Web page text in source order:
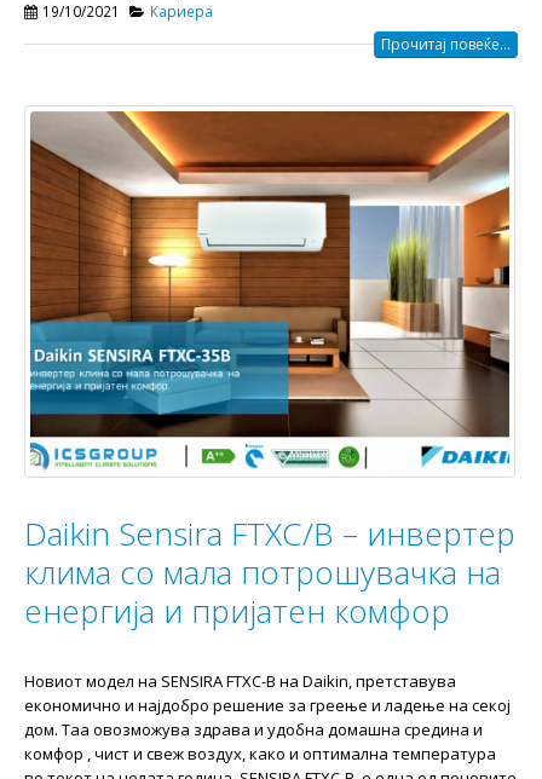
19/10/2021 Кариера
Прочитај повеќе...
Daikin Sensira FTXC/B – инвертер
клима со мала потрошувачка на
енергија и пријатен комфор
Новиот модел на SENSIRA FTXC-B на Daikin, претставува
економично и најдобро решение за греење и ладење на секој
дом. Таа овозможува здрава и удобна домашна средина и
комфор , чист и свеж воздух, како и оптимална температура